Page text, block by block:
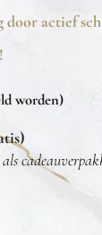
door actief
worden)